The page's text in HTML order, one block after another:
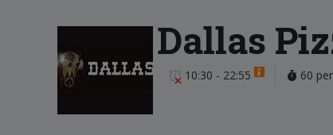
Dallas
10:30 - 22:55 60